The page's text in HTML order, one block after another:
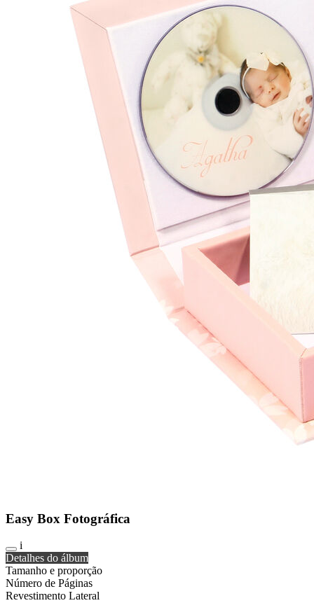
Easy Box Fotográfica
i
Detalhes do álbum
Tamanho e proporção
Número de Páginas
Revestimento Lateral